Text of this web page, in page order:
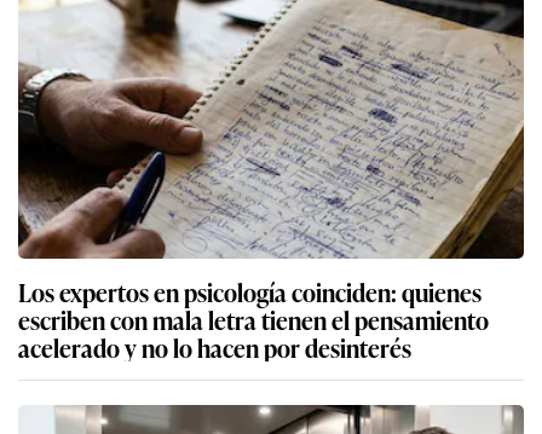
Los expertos en psicología coinciden: quienes
escriben con mala letra tienen el pensamiento
acelerado y no lo hacen por desinterés